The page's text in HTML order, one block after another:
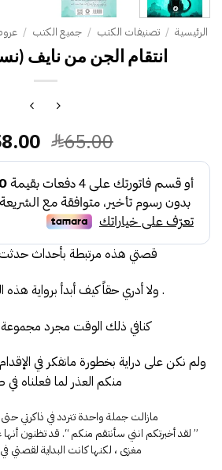
الرئيسية / تصنيفات الكتب / جميع الكتب /
65.00 السعر
هو:
قصتي هذه مرتبطة بأحداث
. ولا أدري حقاً كيف أبدأ برواية هذه
كنافي ذلك الوقت مجرد مجموعة
ولم نكن على دراية بخطورة مانفكر في
منكم العذر لما فعلناه في
مازالت جملة واحدة تتردد في ذاكرتي
” لقد أخبرتكم انني سأنتقم منكم “. قد تظنون أنها
مغزى ، لكنها كانت البداية لقصتي في